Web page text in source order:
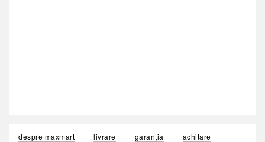
despre maxmart livrare garanția
achitare